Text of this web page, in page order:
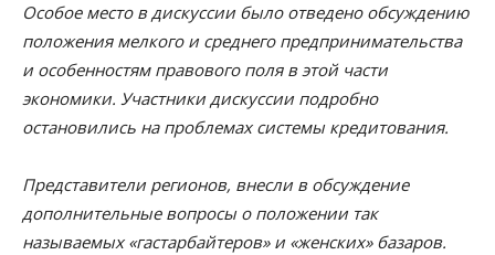
Особое место в дискуссии было отведено обсуждению
положения мелкого и среднего предпринимательства
и особенностям правового поля в этой части
экономики. Участники дискуссии подробно
остановились на проблемах системы кредитования.
Представители регионов, внесли в обсуждение
дополнительные вопросы о положении так
называемых «гастарбайтеров» и «женских» базаров.